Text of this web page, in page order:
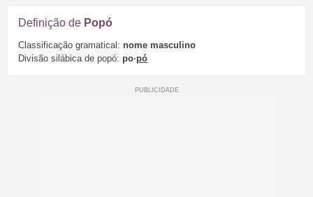
Definição de Popó
Classificação gramatical: nome masculino
Divisão silábica de popó: po·pó